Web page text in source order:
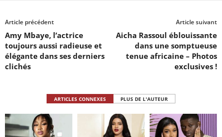
Article précédent
Amy Mbaye, l’actrice
toujours aussi radieuse et
élégante dans ses derniers
clichés
Article suivant
Aicha Rassoul éblouissante
dans une somptueuse
tenue africaine – Photos
exclusives !
ARTICLES CONNEXES PLUS DE L'AUTEUR